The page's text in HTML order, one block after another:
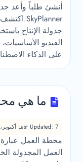
أنشئ طلباً وأعد
جدولة الإنتاج
الفيديو
على الذكاء
ما هي
Last Updated: 7 أكتوبر، 2025
محطة العمل عبارة
العمل المجدولة